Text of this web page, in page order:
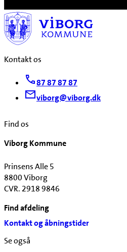
Kontakt os
87 87 87 87
viborg@viborg.dk
Find os
Viborg Kommune
Prinsens Alle 5
8800 Viborg
CVR. 2918 9846
Find afdeling
Kontakt og åbningstider
Se også